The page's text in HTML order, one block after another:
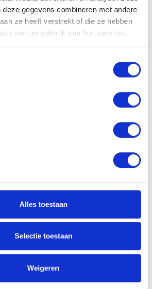
deze gegevens combineren met andere
ze heeft verstrekt of die ze hebben
van uw gebruik van hun services.
Alles toestaan
Selectie toestaan
Weigeren
PROJECTEN
‘We zien natuurlijk gedrag
Eduard van Duffelen
Senior Projectleider